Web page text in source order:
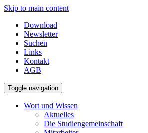
Skip to main content
Download
Newsletter
Suchen
Links
Kontakt
AGB
Toggle navigation
Wort und Wissen
Aktuelles
Die Studiengemeinschaft